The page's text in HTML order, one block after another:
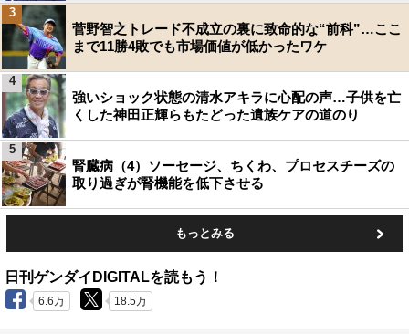
菅野智之トレード不成立の裏に致命的な“前科”…ここ
まで11勝4敗でも市場価値が低かったワケ
3
強いショック状態の清水アキラに心配の声…子供を亡
くした神田正輝らもたどった遺族ケアの道のり
4
腎臓病（4）ソーセージ、ちくわ、プロセスチーズの
取り過ぎが腎機能を低下させる
5
もっとみる
日刊ゲンダイDIGITALを読もう！
6.6万 18.5万